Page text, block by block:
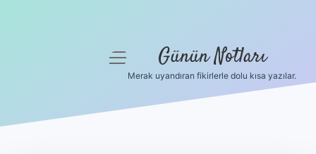
menüyü
Günün Notları
Merak uyandıran fikirlerle dolu kısa yazılar.